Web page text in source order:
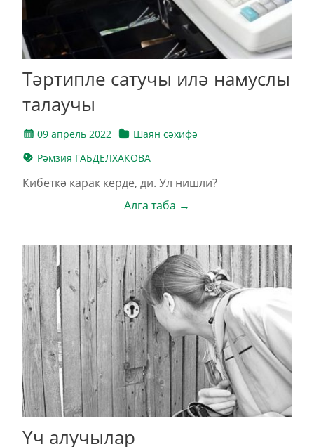
Тәртипле сатучы илә намуслы
талаучы
09 апрель 2022
Шаян сәхифә
Рәмзия ГАБДЕЛХАКОВА
Кибеткә карак керде, ди. Ул нишли?
Алга таба →
Үч алучылар